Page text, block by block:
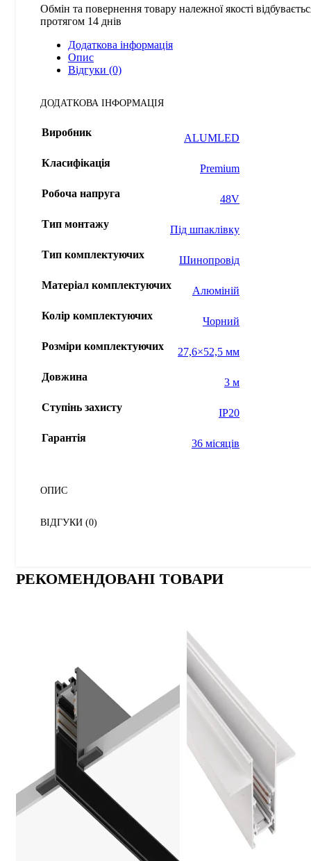
Обмін та повернення товару належної якості
протягом 14 днів
Додаткова інформація
Опис
Відгуки (0)
ДОДАТКОВА ІНФОРМАЦІЯ
Виробник ALUMLED
Класифікація Premium
Робоча напруга 48V
Тип монтажу Під шпаклівку
Тип комплектуючих Шинопровід
Матеріал комплектуючих Алюміній
Колір комплектуючих Чорний
Розміри комплектуючих 27,6×52,5 мм
Довжина 3 м
Ступінь захисту IP20
Гарантія 36 місяців
ОПИС
ВІДГУКИ (0)
РЕКОМЕНДОВАНІ ТОВАРИ